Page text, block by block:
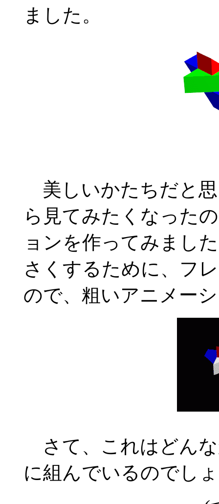
ました。
美しいかたちだと
ら見てみたくなった
ョンを作ってみまし
さくするために、フ
ので、粗いアニメー
さて、これはどん
に組んでいるのでし